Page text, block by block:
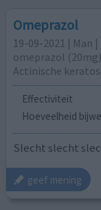
Omeprazol
19-09-2021 | Man |
omeprazol (20mg)
Actinische
Effectiviteit
Hoeveelheid
Slecht slecht
geef mening